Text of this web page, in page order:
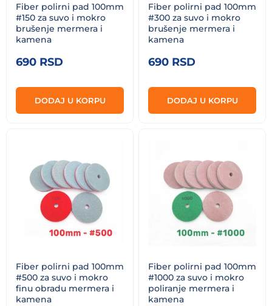
Fiber polirni pad 100mm
#150 za suvo i mokro
brušenje mermera i
kamena
690 RSD
DODAJ U KORPU
Fiber polirni pad 100mm
#300 za suvo i mokro
brušenje mermera i
kamena
690 RSD
DODAJ U KORPU
Fiber polirni pad 100mm
#500 za suvo i mokro
finu obradu mermera i
kamena
Fiber polirni pad 100mm
#1000 za suvo i mokro
poliranje mermera i
kamena